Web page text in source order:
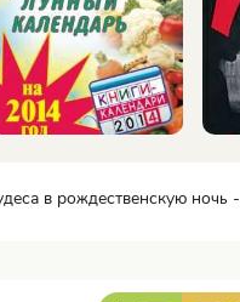
в рождественскую ночь - Коллектив авторов